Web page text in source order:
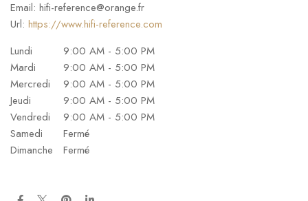
Email: hifi-reference@orange.fr
Url: https://www.hifi-reference.com
Lundi
9:00 AM - 5:00 PM
Mardi
9:00 AM - 5:00 PM
Mercredi
9:00 AM - 5:00 PM
Jeudi
9:00 AM - 5:00 PM
Vendredi
9:00 AM - 5:00 PM
Samedi
Fermé
Dimanche
Fermé